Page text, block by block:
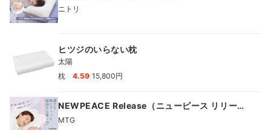
ニトリ
ヒツジのいらない枕
太陽
枕
4.59 15,800円
NEWPEACE Release（ニューピース リリー
ス）
MTG